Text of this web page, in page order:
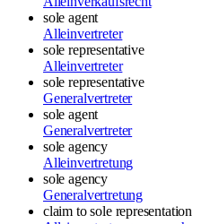
sole agent
Alleinvertreter
sole representative
Alleinvertreter
sole representative
Generalvertreter
sole agent
Generalvertreter
sole agency
Alleinvertretung
sole agency
Generalvertretung
claim to sole representation